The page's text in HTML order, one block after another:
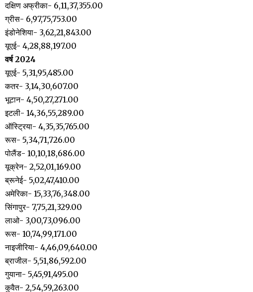
दक्षिण अफ्रीका- 6,11,37,355.00
ग्रीस- 6,97,75,753.00
इंडोनेशिया- 3,62,21,843.00
यूएई- 4,28,88,197.00
वर्ष 2024
यूएई- 5,31,95,485.00
कतर- 3,14,30,607.00
भूटान- 4,50,27,271.00
इटली- 14,36,55,289.00
ऑस्ट्रिया- 4,35,35,765.00
रूस- 5,34,71,726.00
पोलैंड- 10,10,18,686.00
यूक्रेन- 2,52,01,169.00
ब्रूनेई- 5,02,47,410.00
अमेरिका- 15,33,76,348.00
सिंगापुर- 7,75,21,329.00
लाओ- 3,00,73,096.00
रूस- 10,74,99,171.00
नाइजीरिया- 4,46,09,640.00
ब्राजील- 5,51,86,592.00
गुयाना- 5,45,91,495.00
कुवैत- 2,54,59,263.00